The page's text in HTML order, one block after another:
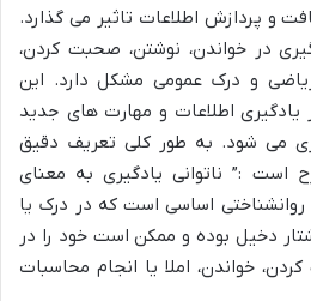
و پردازش اطلاعات تاثیر می گذارد.
در خواندن، نوشتن، صحبت کردن،
و درک عمومی مشکل دارد. این
اطلاعات و مهارت های جدید
می شود. به طور کلی تعریف دقیق
است :” ناتوانی یادگیری به معنای
روانشناختی اساسی است که در درک یا
دخیل بوده و ممکن است خود را در
خواندن، املا یا انجام محاسبات